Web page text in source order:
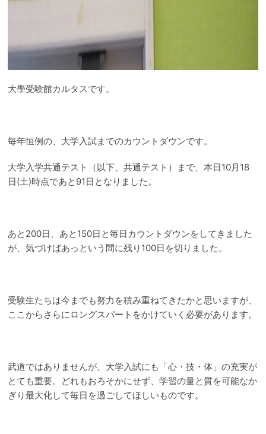
大學受験館カルタスです。
毎年恒例の、大学入試までのカウントダウンです。
大学入学共通テスト（以下、共通テスト）まで、本日10月18
日(土)時点であと91日となりました。
あと200日、あと150日と毎日カウントダウンをしてきました
が、気づけばあっという間に残り100日を切りました。
受験生たちは今までも努力を積み重ねてきたかと思いますが、
ここからさらにロングスパートをかけていく必要があります。
武道ではありませんが、大学入試にも「心・技・体」の充実が
とても重要。どれもおろそかにせず、学習の量と質を可能なか
ぎり最大化して毎日を過ごしてほしいものです。